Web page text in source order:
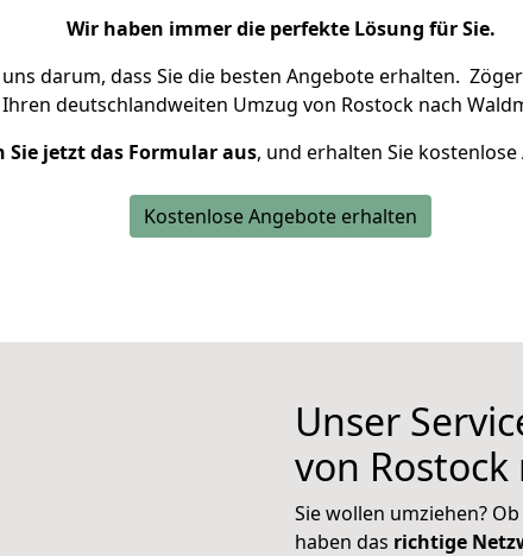
Wir haben immer die perfekte Lösung für Sie.
darum, dass Sie die besten Angebote erhalten.
deutschlandweiten Umzug von Rostock nach
Sie jetzt das Formular aus, und erhalten Sie kostenlose
Kostenlose Angebote erhalten
Unser
von
Sie wollen umziehen?
haben das richtige